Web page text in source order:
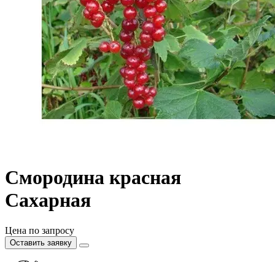
Смородина красная
Сахарная
Цена по запросу
Оставить заявку